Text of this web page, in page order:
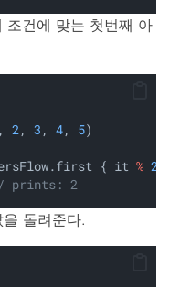
건에 맞는 첫번째 아
, 2, 3 , 4, 5)
{ it % 2
prints: 2
돌려준다.